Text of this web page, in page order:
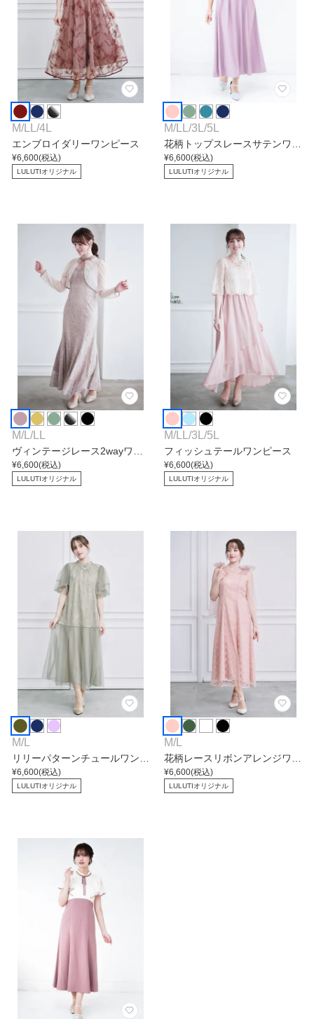
M/LL /4L
エンブロイダリーワンピース
¥6,600(税込)
LULUTIオリジナル
M/LL /3L /5L
花柄トップスレースサテンワン
ピース
¥6,600(税込)
LULUTIオリジナル
M/L /LL
ヴィンテージレース2wayワン
ピース
¥6,600(税込)
LULUTIオリジナル
M/LL /3L /5L
フィッシュテールワンピース
¥6,600(税込)
LULUTIオリジナル
M/L
リリーパターンチュールワンピ
ース
¥6,600(税込)
LULUTIオリジナル
M/L
花柄レースリボンアレンジワン
ピース
¥6,600(税込)
LULUTIオリジナル